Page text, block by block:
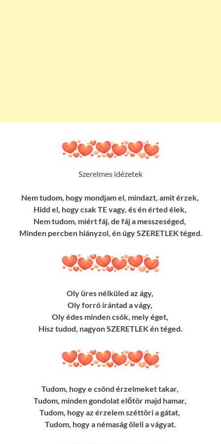
Szerelmes idézetek
Nem tudom, hogy mondjam el, mindazt, amit érzek,
Hidd el, hogy csak TE vagy, és én érted élek,
Nem tudom, miért fáj, de fáj a messzeséged,
Minden percben hiányzol, én úgy SZERETLEK téged.
Oly üres nélküled az ágy,
Oly forró irántad a vágy,
Oly édes minden csók, mely éget,
Hisz tudod, nagyon SZERETLEK én téged.
Tudom, hogy e csönd érzelmeket takar,
Tudom, minden gondolat előtör majd hamar,
Tudom, hogy az érzelem széttöri a gátat,
Tudom, hogy a némaság öleli a vágyat.